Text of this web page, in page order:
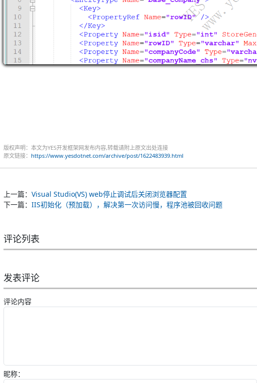
版权声明：本文为YES开发框架网发布内容,转载请附上原文出处连接
原文链接： https://www.yesdotnet.com/archive/post/1622483939.html
上一篇： Visual Studio(VS) web停止调试后关闭浏览器配置
下一篇： IIS初始化（预加载），解决第一次访问慢，程序池被回收问题
评论列表
发表评论
评论内容
昵称：